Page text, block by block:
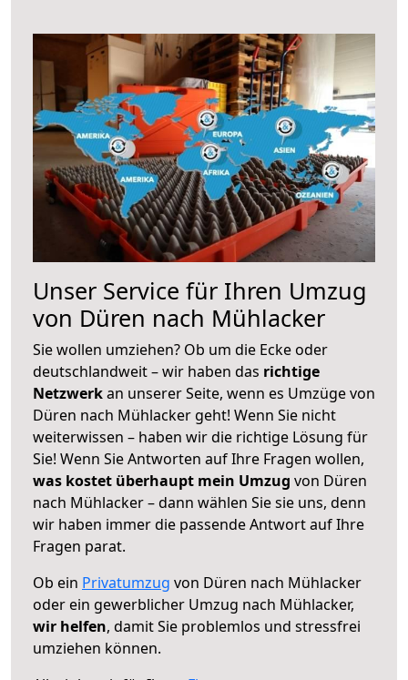
Unser Service für Ihren Umzug
von Düren nach Mühlacker
Sie wollen umziehen? Ob um die Ecke oder
deutschlandweit – wir haben das richtige
Netzwerkan unserer Seite, wenn es Umzüge von
Düren nach Mühlacker geht! Wenn Sie nicht
weiterwissen – haben wir die richtige Lösung für
Sie! Wenn Sie Antworten auf Ihre Fragen wollen,
was kostet überhaupt mein Umzug von Düren
nach Mühlacker – dann wählen Sie sie uns, denn
wir haben immer die passende Antwort auf Ihre
Fragen parat.
Ob ein Privatumzug von Düren nach Mühlacker
oder ein gewerblicher Umzug nach Mühlacker,
wir helfen, damit Sie problemlos und stressfrei
umziehen können.